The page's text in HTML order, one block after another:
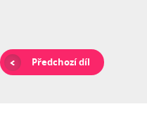
Předchozí díl